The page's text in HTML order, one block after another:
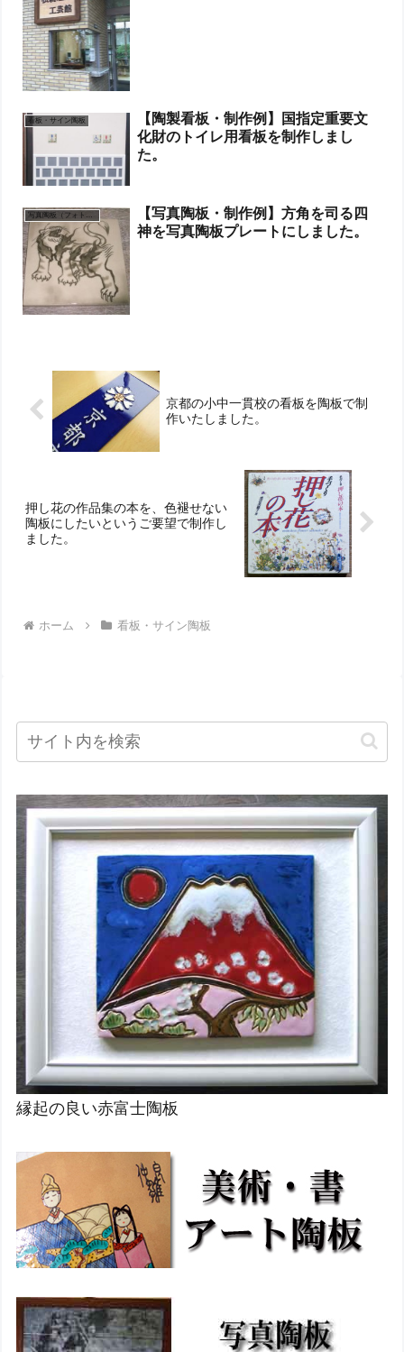
看板・サイン陶板
【陶製看板・制作例】国指定重要文
化財のトイレ用看板を制作しまし
た。
写真陶板（フォトセラミックス）
【写真陶板・制作例】方角を司る四
神を写真陶板プレートにしました。
京都の小中一貫校の看板を陶板で制
作いたしました。
押し花の作品集の本を、色褪せない
陶板にしたいというご要望で制作し
ました。
ホーム 看板・サイン陶板
縁起の良い赤富士陶板